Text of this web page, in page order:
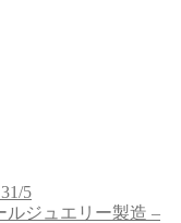
5
ジュエリー製造 –